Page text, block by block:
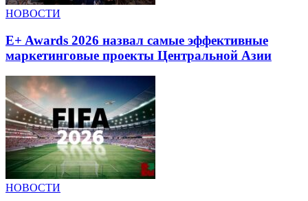
НОВОСТИ
E+ Awards 2026 назвал самые эффективные
маркетинговые проекты Центральной Азии
НОВОСТИ